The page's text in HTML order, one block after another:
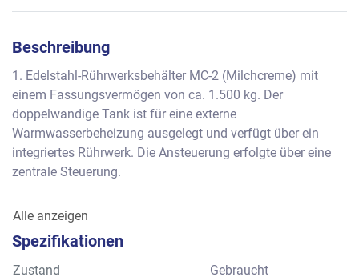
Beschreibung
1. Edelstahl-Rührwerksbehälter MC-2 (Milchcreme) mit
einem Fassungsvermögen von ca. 1.500 kg. Der
doppelwandige Tank ist für eine externe
Warmwasserbeheizung ausgelegt und verfügt über ein
integriertes Rührwerk. Die Ansteuerung erfolgte über eine
zentrale Steuerung.
2. Schokoladen Massenpumpe Maso Process Pumpen
3. Scheibentemperiermaschine Van der Ent Maschines BV.
Alle anzeigen
Spezifikationen
Zustand
Gebraucht